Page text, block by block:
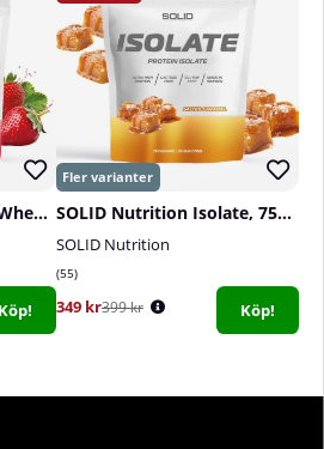
SOLID Nutrition Clear Whey, 300 g
Köp!
SOLID Nutrition Isolate, 750 g
SOLID Nutrition
55
349 kr399 kr Köp!